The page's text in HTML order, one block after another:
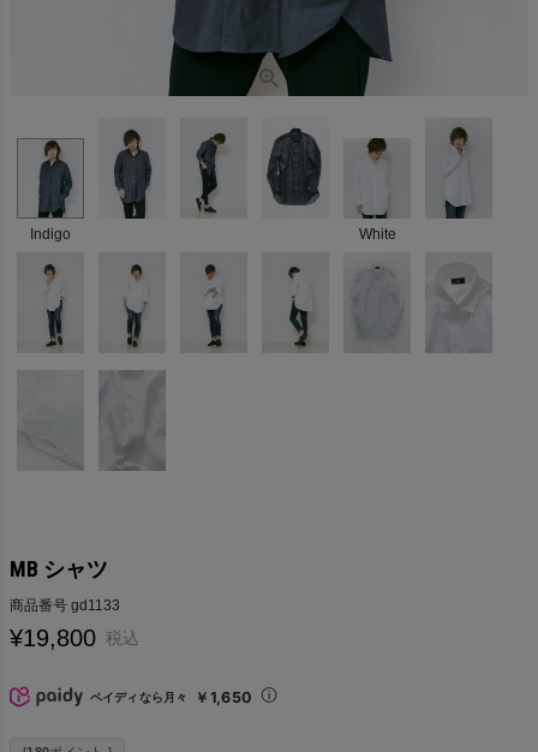
Indigo White
MB シャツ
商品番号 gd1133
¥19,800 税込
ペイディなら月々 ￥1,650